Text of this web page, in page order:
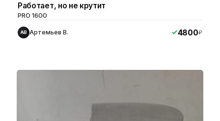
Работает, но не крутит
PRO 1600
АВ Артемьев В. 4800₽